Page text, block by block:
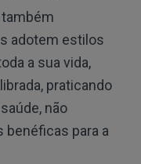
adotem estilos
a sua vida,
praticando
não
benéficas para a